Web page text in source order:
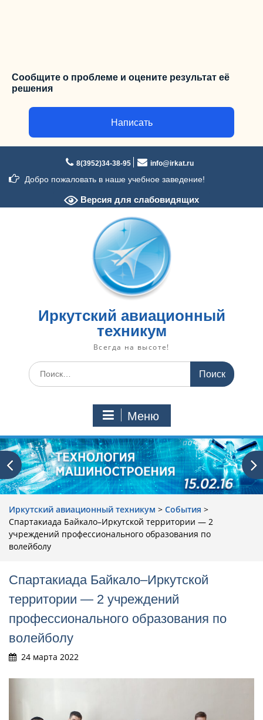
Сообщите о проблеме и оцените результат её
решения
Написать
содержимому
8(3952)34-38-95 info@irkat.ru
Добро пожаловать в наше учебное заведение!
Версия для слабовидящих
Иркутский авиационный
техникум
Всегда на высоте!
Искать:
Меню
Иркутский авиационный техникум > События >
Спартакиада Байкало–Иркутской территории — 2
учреждений профессионального образования по
волейболу
Спартакиада Байкало–Иркутской
территории — 2 учреждений
профессионального образования по
волейболу
24 марта 2022